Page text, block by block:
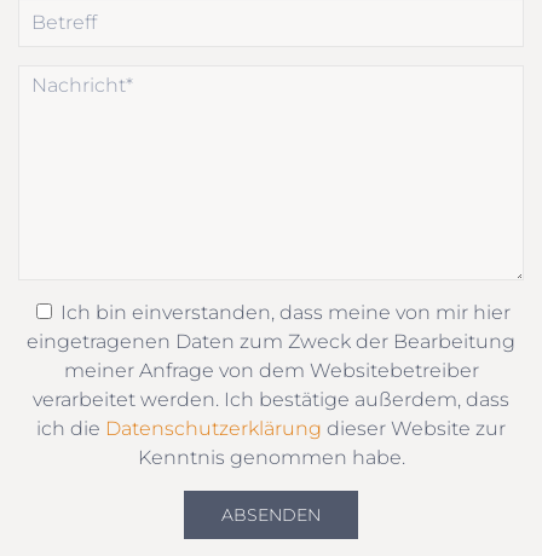
Ich bin einverstanden, dass meine von mir hier
eingetragenen Daten zum Zweck der Bearbeitung
meiner Anfrage von dem Websitebetreiber
verarbeitet werden. Ich bestätige außerdem, dass
ich die Datenschutzerklärung dieser Website zur
Kenntnis genommen habe.
ABSENDEN